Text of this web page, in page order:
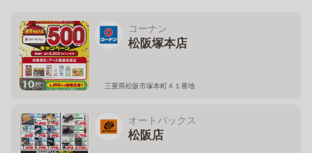
10枚
コーナン
松阪塚本店
三重県松阪市塚本町４１番地
オートバックス
松阪店